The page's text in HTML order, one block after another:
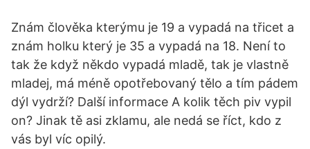
Znám člověka kterýmu je 19 a vypadá na třicet a
znám holku který je 35 a vypadá na 18. Není to
tak že když někdo vypadá mladě, tak je vlastně
mladej, má méně opotřebovaný tělo a tím pádem
dýl vydrží? Další informace A kolik těch piv vypil
on? Jinak tě asi zklamu, ale nedá se říct, kdo z
vás byl víc opilý.